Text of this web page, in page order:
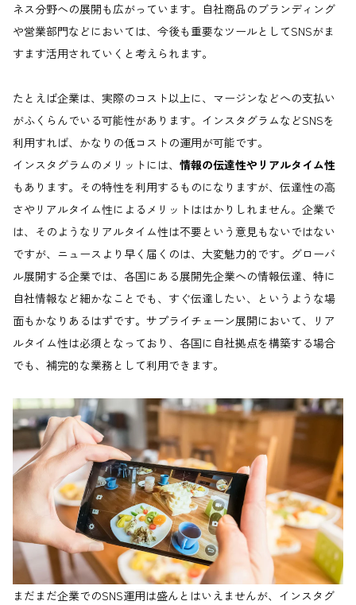
ネス分野への展開も広がっています。自社商品のブランディング
や営業部門などにおいては、今後も重要なツールとしてSNSがま
すます活用されていくと考えられます。
たとえば企業は、実際のコスト以上に、マージンなどへの支払い
がふくらんでいる可能性があります。インスタグラムなどSNSを
利用すれば、かなりの低コストの運用が可能です。
インスタグラムのメリットには、 情報の伝達性やリアルタイム性
もあります。その特性を利用するものになりますが、伝達性の高
さやリアルタイム性によるメリットははかりしれません。企業で
は、そのようなリアルタイム性は不要という意見もないではない
ですが、ニュースより早く届くのは、大変魅力的です。グローバ
ル展開する企業では、各国にある展開先企業への情報伝達、特に
自社情報など細かなことでも、すぐ伝達したい、というような場
面もかなりあるはずです。サプライチェーン展開において、リア
ルタイム性は必須となっており、各国に自社拠点を構築する場合
でも、補完的な業務として利用できます。
まだまだ企業でのSNS運用は盛んとはいえませんが、インスタグ